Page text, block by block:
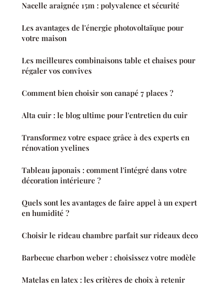
Nacelle araignée 15m : polyvalence et sécurité
Les avantages de l'énergie photovoltaïque pour
votre maison
Les meilleures combinaisons table et chaises pour
régaler vos convives
Comment bien choisir son canapé 7 places ?
Alta cuir : le blog ultime pour l'entretien du cuir
Transformez votre espace grâce à des experts en
rénovation yvelines
Tableau japonais : comment l'intégré dans votre
décoration intérieure ?
Quels sont les avantages de faire appel à un expert
en humidité ?
Choisir le rideau chambre parfait sur rideaux deco
Barbecue charbon weber : choisissez votre modèle
Matelas en latex : les critères de choix à retenir